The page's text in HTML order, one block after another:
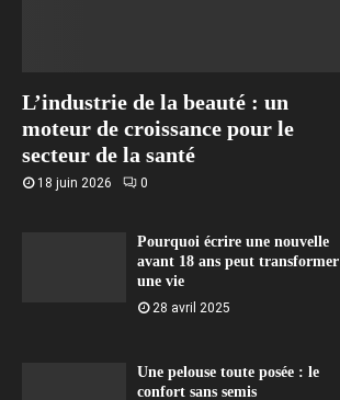
L’industrie de la beauté : un
moteur de croissance pour le
secteur de la santé
18 juin 2026 0
Pourquoi écrire une nouvelle
avant 18 ans peut transformer
une vie
28 avril 2025
Une pelouse toute posée : le
confort sans semis